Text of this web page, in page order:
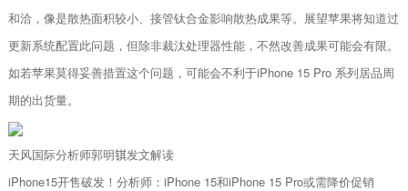
和洽，像是散热面积较小、接管钛合金影响散热成果等。展望苹果将知道过
更新系统配置此问题，但除非裁汰处理器性能，不然改善成果可能会有限。
如若苹果莫得妥善措置这个问题，可能会不利于iPhone 15 Pro 系列居品周
期的出货量。
天风国际分析师郭明𫓹发文解读
iPhone15开售破发！分析师：iPhone 15和iPhone 15 Pro或需降价促销